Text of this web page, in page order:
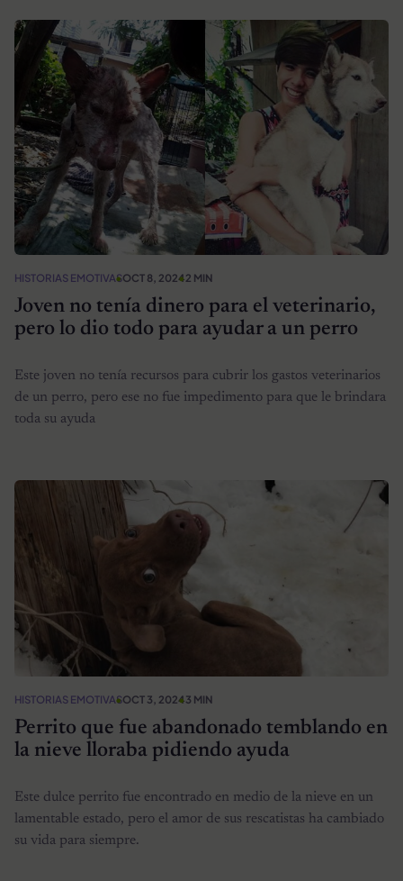
HISTORIAS EMOTIVASOCT 8, 20242 MIN
Joven no tenía dinero para el veterinario,
pero lo dio todo para ayudar a un perro
Este joven no tenía recursos para cubrir los gastos veterinarios
de un perro, pero ese no fue impedimento para que le brindara
toda su ayuda
HISTORIAS EMOTIVASOCT 3, 20243 MIN
Perrito que fue abandonado temblando en
la nieve lloraba pidiendo ayuda
Este dulce perrito fue encontrado en medio de la nieve en un
lamentable estado, pero el amor de sus rescatistas ha cambiado
su vida para siempre.